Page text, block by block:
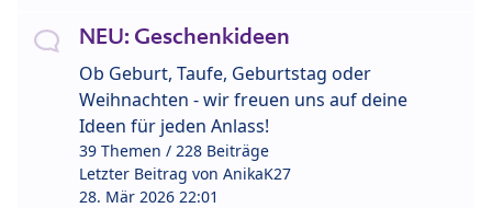
NEU: Geschenkideen
Ob Geburt, Taufe, Geburtstag oder
Weihnachten - wir freuen uns auf deine
Ideen für jeden Anlass!
39 Themen / 228 Beiträge
Letzter Beitrag von AnikaK27
28. Mär 2026 22:01